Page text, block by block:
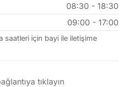
08:30 - 18:30
09:00 - 17:00
saatleri için bayi ile iletişime
tıklayın